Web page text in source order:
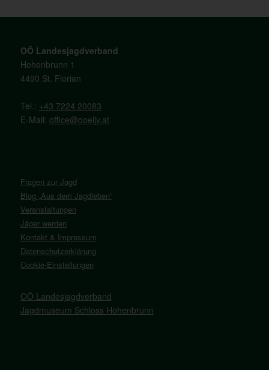
OÖ Landesjagdverband
Hohenbrunn 1
4490 St. Florian
Tel.: +43 7224 20083
E-Mail: office@ooeljv.at
Fragen zur Jagd
Blog „Aus dem Jagdleben“
Veranstaltungen
Jäger werden
Kontakt & Impressum
Datenschutzerklärung
Cookie-Einstellungen
OÖ Landesjagdverband
Jagdmuseum Schloss Hohenbrunn